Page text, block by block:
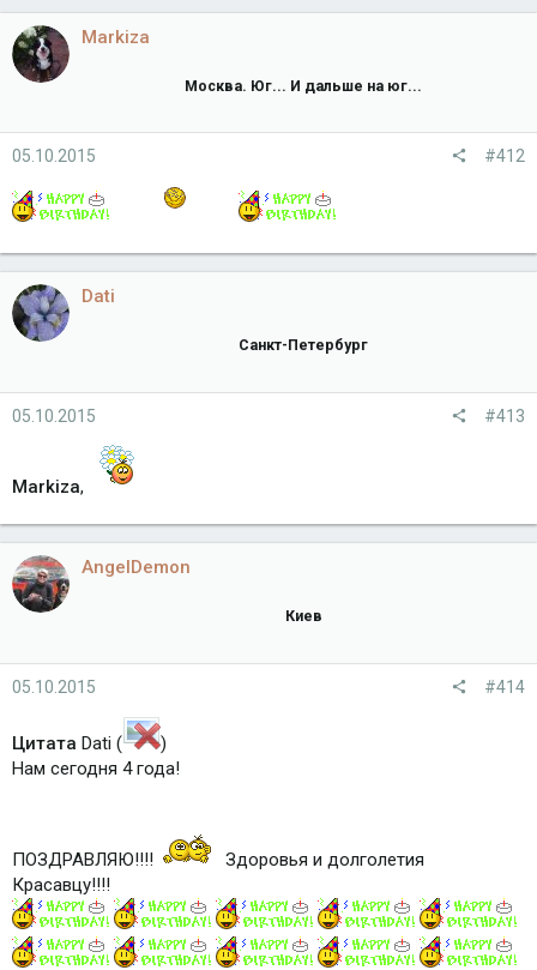
Markiza
Москва. Юг... И дальше на юг...
05.10.2015 #412
Dati
Санкт-Петербург
05.10.2015 #413
Markiza,
AngelDemon
Киев
05.10.2015 #414
Цитата Dati (
)
Нам сегодня 4 года!
ПОЗДРАВЛЯЮ!!!!
Здоровья и долголетия
Красавцу!!!!